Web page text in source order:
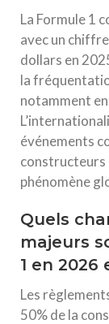
La Formule 1
avec un
dollars en
la
notamment
événements
constructeurs
phénomène
Quels
majeurs
1 en
Les
50% de la